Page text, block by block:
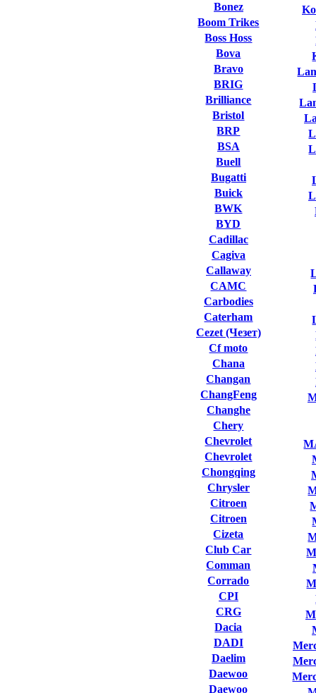
Bonez
Boom Trikes
Boss Hoss
Bova
Bravo
BRIG
Brilliance
Bristol
BRP
BSA
Buell
Bugatti
Buick
BWK
BYD
Cadillac
Cagiva
Callaway
CAMC
Carbodies
Caterham
Cezet (Чезет)
Cf moto
Chana
Changan
ChangFeng
Changhe
Chery
Chevrolet
Chevrolet
Chongqing
Chrysler
Citroen
Citroen
Cizeta
Club Сar
Comman
Corrado
CPI
CRG
Dacia
DADI
Daelim
Daewoo
Daewoo